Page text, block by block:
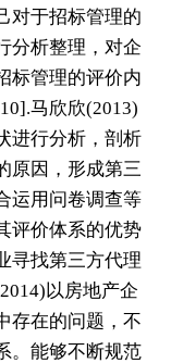
对于招标管理的
分析整理，对企
标管理的评价内
马欣欣(2013)
进行分析，剖析
原因，形成第三
运用问卷调查等
评价体系的优势
寻找第三方代理
以房地产企
存在的问题，不
。能够不断规范